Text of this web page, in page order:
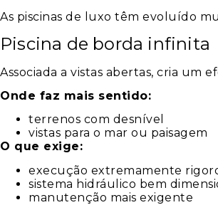
As piscinas de luxo têm evoluído
Piscina de borda infinita
Associada a vistas abertas, cria um
Onde faz mais sentido:
terrenos com desnível
vistas para o mar ou paisagem
O que exige:
execução extremamente
sistema hidráulico bem
manutenção mais exigente